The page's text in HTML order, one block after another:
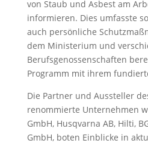
von Staub und Asbest am
informieren. Dies umfasste
auch persönliche
dem Ministerium und
Berufsgenossenschaften
Programm mit ihrem
Die Partner und Aussteller
renommierte Unternehmen
GmbH, Husqvarna AB, Hilti,
GmbH, boten Einblicke in